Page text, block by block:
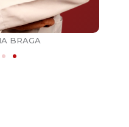
BRAGA